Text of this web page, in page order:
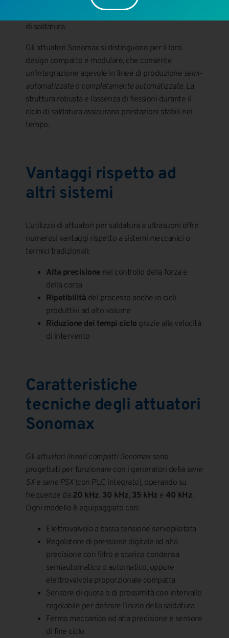
di saldatura.
Gli attuatori Sonomax si distinguono per il loro
design compatto e modulare, che consente
un’integrazione agevole in linee di produzione semi-
automatizzateo completamente automatizzate. La
struttura robusta e l’assenza di flessioni durante il
ciclo di saldatura assicurano prestazioni stabili nel
tempo.
Vantaggi rispetto ad
altri sistemi
L’utilizzo di attuatori per saldatura a ultrasuoni offre
numerosi vantaggi rispetto a sistemi meccanici o
termici tradizionali:
Alta precisione nel controllo della forza e
della corsa
Ripetibilità del processo anche in cicli
produttivi ad alto volume
Riduzione dei tempi ciclo grazie alla velocità
di intervento
Caratteristiche
tecniche degli attuatori
Sonomax
Gli attuatori lineari compatti Sonomaxsono
progettati per funzionare con i generatori della serie
SXe serie PSX(con PLC integrato), operando su
frequenze da 20 kHz, 30 kHz, 35 kHz e40 kHz.
Ogni modello è equipaggiato con:
Elettrovalvola a bassa tensione servopilotata
Regolatore di pressione digitale ad alta
precisione con filtro e scarico condensa
semiautomatico o automatico, oppure
elettrovalvola proporzionale compatta
Sensore di quota o di prossimità con intervallo
regolabile per definire l’inizio della saldatura
Fermo meccanico ad alta precisione e sensore
di fine ciclo